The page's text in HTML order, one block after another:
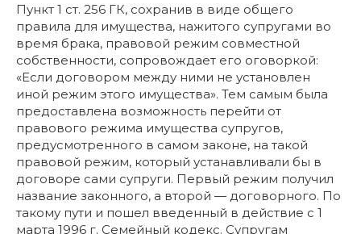
Пункт 1 ст. 256 ГК, сохранив в виде общего
правила для имущества, нажитого супругами во
время брака, правовой режим совместной
собственности, сопровождает его оговоркой:
«Если договором между ними не установлен
иной режим этого имущества». Тем самым была
предоставлена возможность перейти от
правового режима имущества супругов,
предусмотренного в самом законе, на такой
правовой режим, который устанавливали бы в
договоре сами супруги. Первый режим получил
название законного, а второй — договорного. По
такому пути и пошел введенный в действие с 1
марта 1996 г. Семейный кодекс. Супругам